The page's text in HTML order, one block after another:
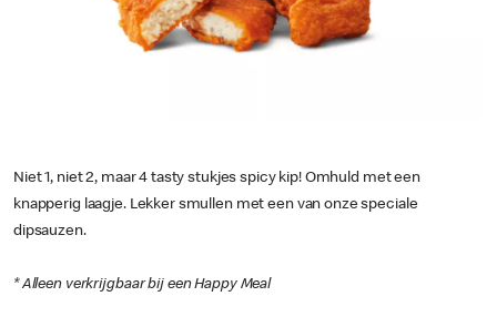
Niet 1, niet 2, maar 4 tasty stukjes spicy kip! Omhuld met een
knapperig laagje. Lekker smullen met een van onze speciale
dipsauzen.
* Alleen verkrijgbaar bij een Happy Meal